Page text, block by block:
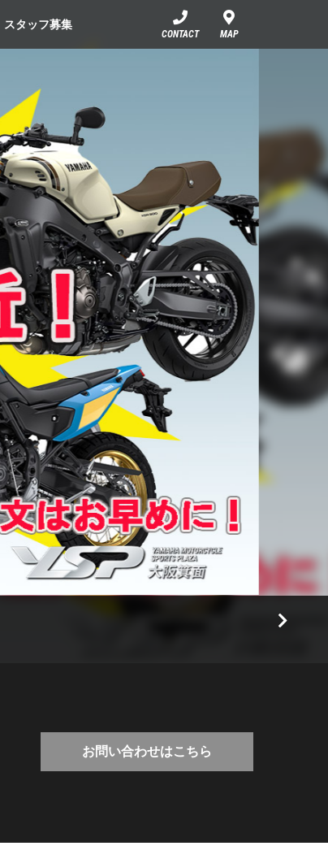
スタッフ募集
CONTACT MAP
お問い合わせはこちら